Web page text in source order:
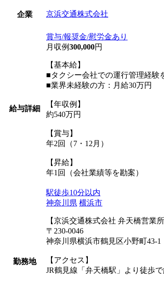
企業 京浜交通株式会社
給与詳細
賞与/報奨金/慰労金あり
月収例300,000円
【基本給】
■タクシー会社での運行管理経験
■業界未経験の方：月給30万円
【年収例】
約540万円
【賞与】
年2回（7・12月）
【昇給】
年1回（会社業績等を勘案）
勤務地
駅徒歩10分以内
神奈川県 横浜市
【京浜交通株式会社 弁天橋営業所
〒230-0046
神奈川県横浜市鶴見区小野町43-1
【アクセス】
JR鶴見線「弁天橋駅」より徒歩